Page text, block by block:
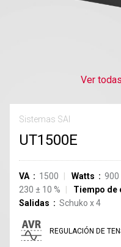
Ver
Sistemas SAI
UT1500E
VA 1500 Watts 900
230 ± 10 % Tiempo de
Salidas
Schuko x4
REGULACIÓN DE